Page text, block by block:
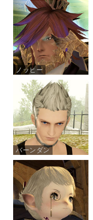
ノッヒー
バーンダン